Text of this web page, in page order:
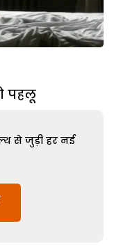
पहलू
से जुड़ी हर नई